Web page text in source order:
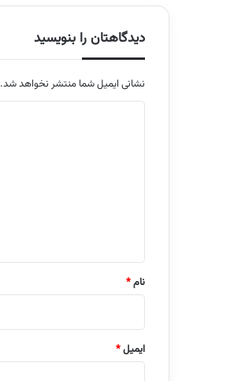
دیدگاهتان را بنویسید
نشانی ایمیل شما منتشر نخواهد شد.
نام*
ایمیل*